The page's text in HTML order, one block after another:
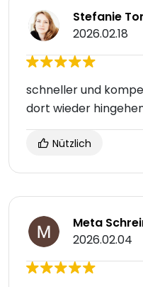
Stefanie
2026.02.18
schneller und
dort wieder
Nützlich
Meta
2026.02.04